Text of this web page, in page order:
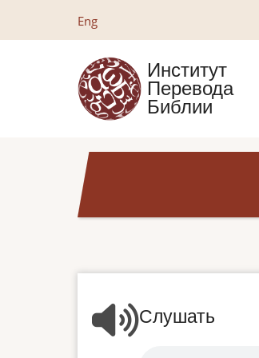
содержанию
Eng
Институт
Перевода
Библии
Слушать